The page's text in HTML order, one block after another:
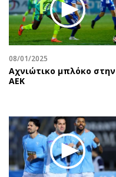
Ελλάδα
Κόσμος
Παράξενα
Πολιτισμός
Σινεμά
Εικαστικά
Βιβλίο
Χειρόγραφα
08/01/2025
Αχνιώτικο μπλόκο στην
ΑΕΚ